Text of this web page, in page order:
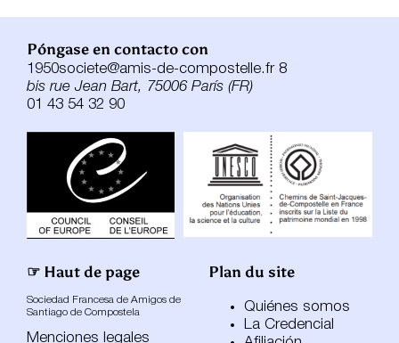
☞ Haut de page
Sociedad Francesa de Amigos de
Santiago de Compostela
Menciones legales
Póngase en contacto con
1950societe@amis-de-compostelle.fr 8
bis rue Jean Bart, 75006 París (FR)
01 43 54 32 90
Plan du site
Quiénes somos
La Credencial